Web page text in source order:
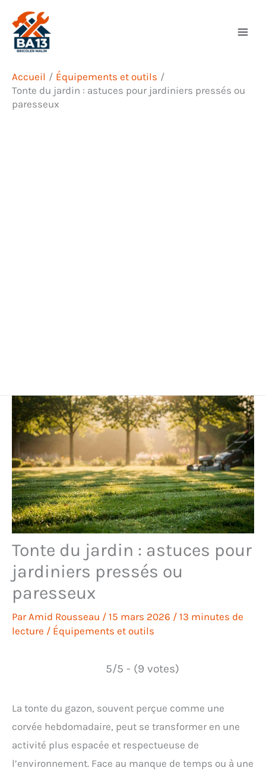
contenu
Accueil
Équipements et outils
Tonte du jardin : astuces pour jardiniers pressés ou
paresseux
Tonte du jardin : astuces pour
jardiniers pressés ou
paresseux
Par Amid Rousseau / 15 mars 2026 / 13 minutes de
lecture / Équipements et outils
5/5 - (9 votes)
La tonte du gazon, souvent perçue comme une
corvée hebdomadaire, peut se transformer en une
activité plus espacée et respectueuse de
l’environnement. Face au manque de temps ou à une
Rechercher